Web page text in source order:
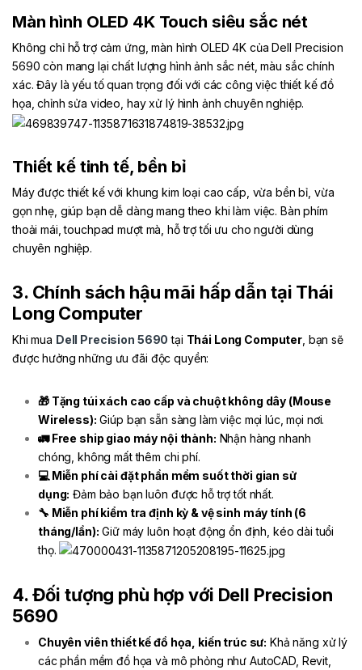
Màn hình OLED 4K Touch siêu sắc nét
Không chỉ hỗ trợ cảm ứng, màn hình OLED 4K của Dell Precision
5690 còn mang lại chất lượng hình ảnh sắc nét, màu sắc chính
xác. Đây là yếu tố quan trọng đối với các công việc thiết kế đồ
họa, chỉnh sửa video, hay xử lý hình ảnh chuyên nghiệp.
Thiết kế tinh tế, bền bỉ
Máy được thiết kế với khung kim loại cao cấp, vừa bền bỉ, vừa
gọn nhẹ, giúp bạn dễ dàng mang theo khi làm việc. Bàn phím
thoải mái, touchpad mượt mà, hỗ trợ tối ưu cho người dùng
chuyên nghiệp.
3. Chính sách hậu mãi hấp dẫn tại Thái
Long Computer
Khi mua Dell Precision 5690 tại Thái Long Computer , bạn sẽ
được hưởng những ưu đãi độc quyền:
🎁 Tặng túi xách cao cấp và chuột không dây (Mouse
Wireless): Giúp bạn sẵn sàng làm việc mọi lúc, mọi nơi.
🚛 Free ship giao máy nội thành: Nhận hàng nhanh
chóng, không mất thêm chi phí.
💻 Miễn phí cài đặt phần mềm suốt thời gian sử
dụng: Đảm bảo bạn luôn được hỗ trợ tốt nhất.
🔧 Miễn phí kiểm tra định kỳ & vệ sinh máy tính (6
tháng/lần): Giữ máy luôn hoạt động ổn định, kéo dài tuổi
thọ.
4. Đối tượng phù hợp với Dell Precision
5690
Chuyên viên thiết kế đồ họa, kiến trúc sư: Khả năng xử lý
các phần mềm đồ họa và mô phỏng như AutoCAD, Revit,